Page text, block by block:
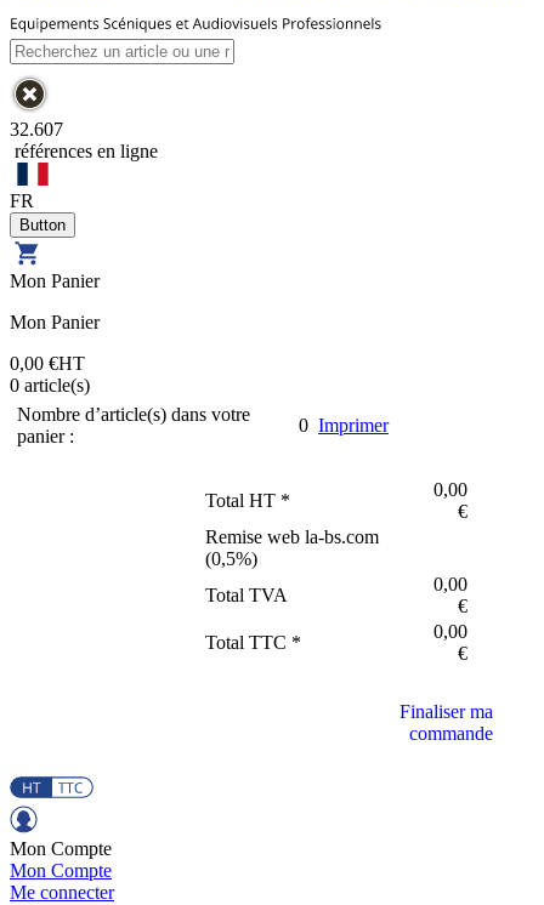
32.607
références en ligne
FR
Mon Panier
Mon Panier
0,00 €HT
0 article(s)
Nombre d’article(s) dans votre
panier :
0 Imprimer
Total HT *
0,00
€
Remise web la-bs.com
(0,5%)
Total TVA
0,00
€
Total TTC *
0,00
€
Finaliser ma
commande
Mon Compte
Mon Compte
Me connecter